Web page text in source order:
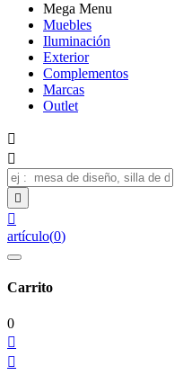
Mega Menu
Muebles
Iluminación
Exterior
Complementos
Marcas
Outlet




artículo(0)
Carrito
0

